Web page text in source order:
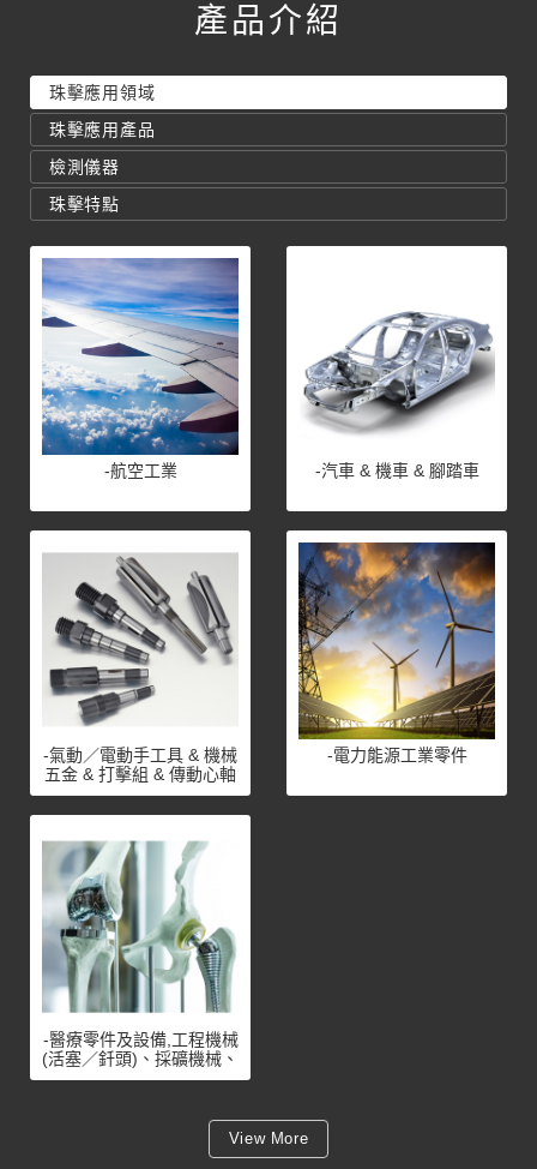
產品介紹
珠擊應用領域
珠擊應用產品
檢測儀器
珠擊特點
-航空工業 -汽車 & 機車 & 腳踏車
-氣動／電動手工具 & 機械
五金 & 打擊組 & 傳動心軸
-電力能源工業零件
-醫療零件及設備,工程機械
(活塞／釺頭)、採礦機械、
石油化工天然氣、城市供
View More